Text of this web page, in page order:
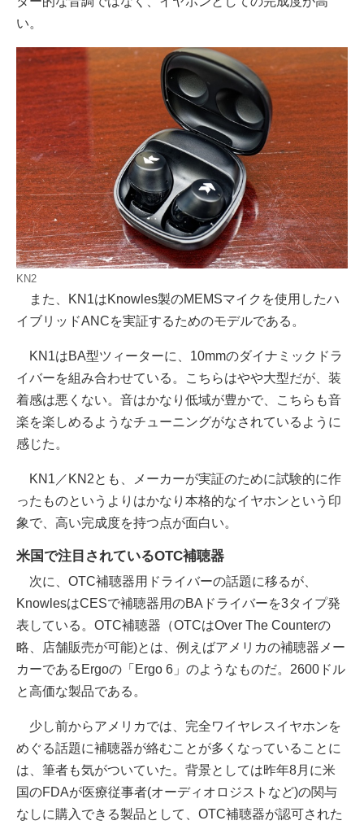
い。
KN2
また、KN1はKnowles製のMEMSマイクを使用したハ
イブリッドANCを実証するためのモデルである。
KN1はBA型ツィーターに、10mmのダイナミックドラ
イバーを組み合わせている。こちらはやや大型だが、装
着感は悪くない。音はかなり低域が豊かで、こちらも音
楽を楽しめるようなチューニングがなされているように
感じた。
KN1／KN2とも、メーカーが実証のために試験的に作
ったものというよりはかなり本格的なイヤホンという印
象で、高い完成度を持つ点が面白い。
米国で注目されているOTC補聴器
次に、OTC補聴器用ドライバーの話題に移るが、
KnowlesはCESで補聴器用のBAドライバーを3タイプ発
表している。OTC補聴器（OTCはOver The Counterの
略、店舗販売が可能)とは、例えばアメリカの補聴器メー
カーであるErgoの「Ergo 6」のようなものだ。2600ドル
と高価な製品である。
少し前からアメリカでは、完全ワイヤレスイヤホンを
めぐる話題に補聴器が絡むことが多くなっていることに
は、筆者も気がついていた。背景としては昨年8月に米
国のFDAが医療従事者(オーディオロジストなど)の関与
なしに購入できる製品として、OTC補聴器が認可された